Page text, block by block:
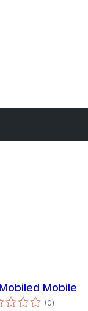
Mobile
(0vērtējumu
kopsumma
)